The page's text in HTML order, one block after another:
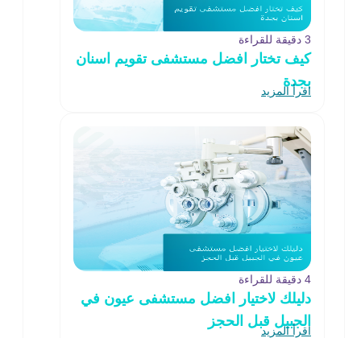
3 دقيقة للقراءة
كيف تختار افضل مستشفى تقويم اسنان
بجدة
اقرأ المزيد
4 دقيقة للقراءة
دليلك لاختيار افضل مستشفى عيون في
الجبيل قبل الحجز
اقرأ المزيد